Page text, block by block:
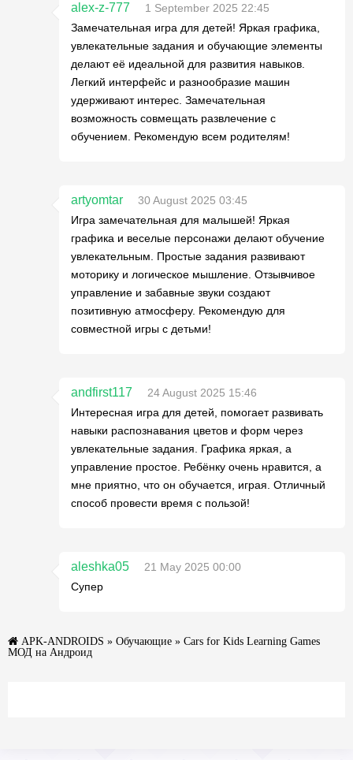
alex-z-777
1 September 2025 22:45
Замечательная игра для детей! Яркая графика,
увлекательные задания и обучающие элементы
делают её идеальной для развития навыков.
Легкий интерфейс и разнообразие машин
удерживают интерес. Замечательная
возможность совмещать развлечение с
обучением. Рекомендую всем родителям!
artyomtar
30 August 2025 03:45
Игра замечательная для малышей! Яркая
графика и веселые персонажи делают обучение
увлекательным. Простые задания развивают
моторику и логическое мышление. Отзывчивое
управление и забавные звуки создают
позитивную атмосферу. Рекомендую для
совместной игры с детьми!
andfirst117
24 August 2025 15:46
Интересная игра для детей, помогает развивать
навыки распознавания цветов и форм через
увлекательные задания. Графика яркая, а
управление простое. Ребёнку очень нравится, а
мне приятно, что он обучается, играя. Отличный
способ провести время с пользой!
aleshka05
21 May 2025 00:00
Супер
APK-ANDROIDS » Обучающие » Cars for Kids Learning Games
МОД на Андроид